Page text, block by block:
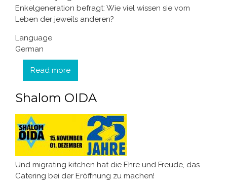
Enkelgeneration befragt: Wie viel wissen sie vom
Leben der jeweils anderen?
Language
German
Read more
Shalom OIDA
Und migrating kitchen hat die Ehre und Freude, das
Catering bei der Eröffnung zu machen!